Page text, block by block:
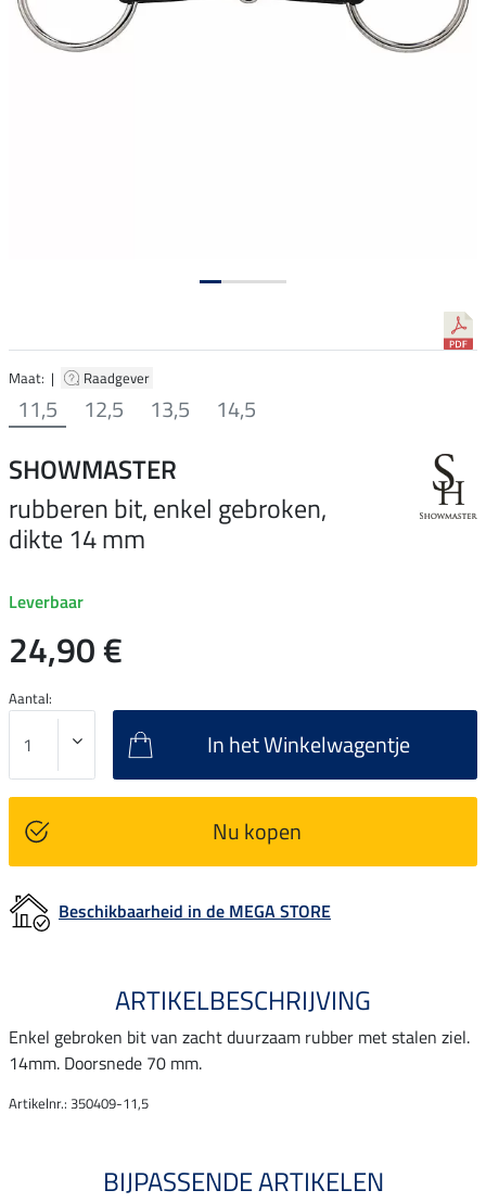
Maat: | Raadgever
11,5 12,5 13,5 14,5
SHOWMASTER
rubberen bit, enkel gebroken,
dikte 14 mm
Leverbaar
24,90 €
Aantal:
In het Winkelwagentje
Nu kopen
Beschikbaarheid in de MEGA STORE
ARTIKELBESCHRIJVING
Enkel gebroken bit van zacht duurzaam rubber met stalen ziel.
14mm. Doorsnede 70 mm.
Artikelnr.: 350409-11,5
BIJPASSENDE ARTIKELEN